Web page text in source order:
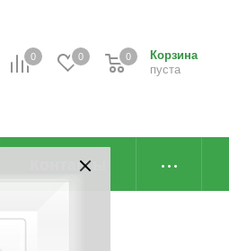
0 0
Корзина
пуста
0
Контакты